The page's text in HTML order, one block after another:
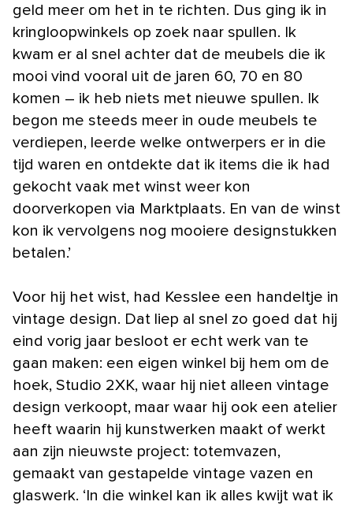
geld meer om het in te richten. Dus ging ik in
kringloopwinkels op zoek naar spullen. Ik
kwam er al snel achter dat de meubels die ik
mooi vind vooral uit de jaren 60, 70 en 80
komen – ik heb niets met nieuwe spullen. Ik
begon me steeds meer in oude meubels te
verdiepen, leerde welke ontwerpers er in die
tijd waren en ontdekte dat ik items die ik had
gekocht vaak met winst weer kon
doorverkopen via Marktplaats. En van de winst
kon ik vervolgens nog mooiere designstukken
betalen.’
Voor hij het wist, had Kesslee een handeltje in
vintage design. Dat liep al snel zo goed dat hij
eind vorig jaar besloot er echt werk van te
gaan maken: een eigen winkel bij hem om de
hoek, Studio 2XK, waar hij niet alleen vintage
design verkoopt, maar waar hij ook een atelier
heeft waarin hij kunstwerken maakt of werkt
aan zijn nieuwste project: totemvazen,
gemaakt van gestapelde vintage vazen en
glaswerk. ‘In die winkel kan ik alles kwijt wat ik